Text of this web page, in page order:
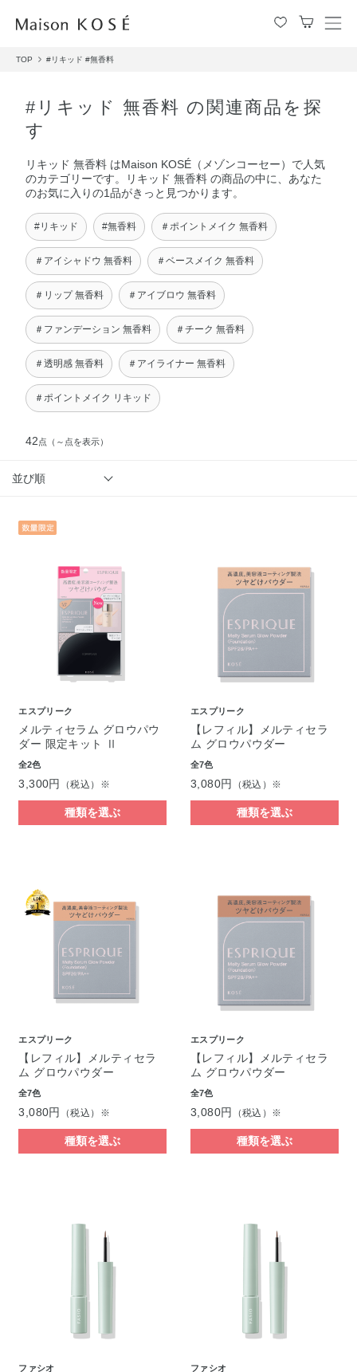
メ
TOP #リキッド #無香料
#リキッド 無香料 の関連商品を探
す
リキッド 無香料 はMaison KOSÉ（メゾンコーセー）で人気
のカテゴリーです。リキッド 無香料 の商品の中に、あなた
のお気に入りの1品がきっと見つかります。
#リキッド #無香料 ＃ポイントメイク 無香料
＃アイシャドウ 無香料 ＃ベースメイク 無香料
＃リップ 無香料 ＃アイブロウ 無香料
＃ファンデーション 無香料 ＃チーク 無香料
＃透明感 無香料 ＃アイライナー 無香料
＃ポイントメイク リキッド
42点 （～点を表示）
並び順
エスプリーク
メルティセラム グロウパウ
ダー 限定キット Ⅱ
全2色
3,300円 （税込）※
種類を選ぶ
エスプリーク
【レフィル】メルティセラ
ム グロウパウダー
全7色
3,080円 （税込）※
種類を選ぶ
エスプリーク
【レフィル】メルティセラ
ム グロウパウダー
全7色
3,080円 （税込）※
種類を選ぶ
エスプリーク
【レフィル】メルティセラ
ム グロウパウダー
全7色
3,080円 （税込）※
種類を選ぶ
ファシオ ファシオ